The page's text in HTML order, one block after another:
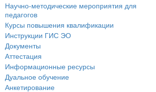
Научно-методические мероприятия для
педагогов
Курсы повышения квалификации
Инструкции ГИС ЭО
Документы
Аттестация
Информационные ресурсы
Дуальное обучение
Анкетирование